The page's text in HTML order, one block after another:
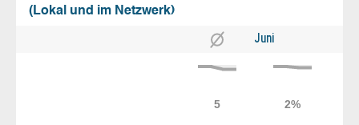
(Lokal und im Netzwerk)
Juni